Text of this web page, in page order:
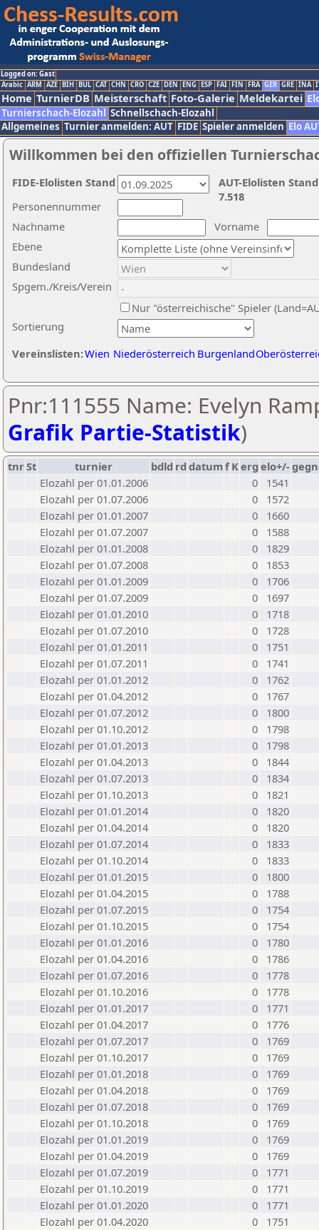
Logged on: Gast
Arabic ARM AZE BIH BUL CAT CHN CRO CZE DEN ENG ESP FAI FIN FRA GER GRE INA
Home TurnierDB Meisterschaft Foto-Galerie Meldekartei
Turnierschach-Elozahl Schnellschach-Elozahl
Allgemeines Turnier anmelden: AUT FIDE Spieler anmelden Elo
Willkommen bei den offiziellen
Nachname
Vorname
Ebene
Sortierung
Personennummer
Bundesland
Spgem./Kreis/Verein
Nur "österreichische" Spieler
Vereinslisten:Wien Niederösterreich Burgenland
AUT-Elolisten
7.518
FIDE-Elolisten Stand
Pnr:111555 Name: Evelyn
Grafik Partie-Statistik)
tnrSt turnier bdld rd datumf Kerg elo+/-
Elozahl per 01.01.2006
0
1541
Elozahl per 01.07.2006
0
1572
Elozahl per 01.01.2007
0
1660
Elozahl per 01.07.2007
0
1588
Elozahl per 01.01.2008
0
1829
Elozahl per 01.07.2008
0
1853
Elozahl per 01.01.2009
0
1706
Elozahl per 01.07.2009
0
1697
Elozahl per 01.01.2010
0
1718
Elozahl per 01.07.2010
0
1728
Elozahl per 01.01.2011
0
1751
Elozahl per 01.07.2011
0
1741
Elozahl per 01.01.2012
0
1762
Elozahl per 01.04.2012
0
1767
Elozahl per 01.07.2012
0
1800
Elozahl per 01.10.2012
0
1798
Elozahl per 01.01.2013
0
1798
Elozahl per 01.04.2013
0
1844
Elozahl per 01.07.2013
0
1834
Elozahl per 01.10.2013
0
1821
Elozahl per 01.01.2014
0
1820
Elozahl per 01.04.2014
0
1820
Elozahl per 01.07.2014
0
1833
Elozahl per 01.10.2014
0
1833
Elozahl per 01.01.2015
0
1800
Elozahl per 01.04.2015
0
1788
Elozahl per 01.07.2015
0
1754
Elozahl per 01.10.2015
0
1754
Elozahl per 01.01.2016
0
1780
Elozahl per 01.04.2016
0
1786
Elozahl per 01.07.2016
0
1778
Elozahl per 01.10.2016
0
1778
Elozahl per 01.01.2017
0
1771
Elozahl per 01.04.2017
0
1776
Elozahl per 01.07.2017
0
1769
Elozahl per 01.10.2017
0
1769
Elozahl per 01.01.2018
0
1769
Elozahl per 01.04.2018
0
1769
Elozahl per 01.07.2018
0
1769
Elozahl per 01.10.2018
0
1769
Elozahl per 01.01.2019
0
1769
Elozahl per 01.04.2019
0
1769
Elozahl per 01.07.2019
0
1771
Elozahl per 01.10.2019
0
1771
Elozahl per 01.01.2020
0
1771
Elozahl per 01.04.2020
0
1751